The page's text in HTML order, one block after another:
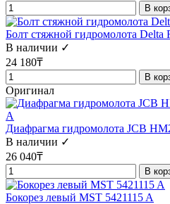
В
Болт стяжной гидромолота
В наличии ✓
24 180₸
В
Оригинал
Диафрагма гидромолота JCB
В наличии ✓
26 040₸
В
Бокорез левый MST 5421115 A